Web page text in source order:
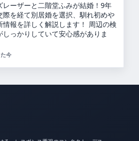
理央のプロフィールと経歴、ヒカル
関係を解説 の整理がとても分かりや
です。今日の中でも特に読みやすい
。
、レスポンス重視のコンタクト・デス